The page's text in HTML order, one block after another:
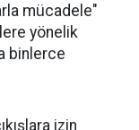
mücadele"
yönelik
binlerce
izin